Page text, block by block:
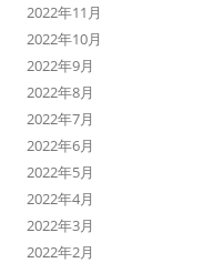
2022年11月
2022年10月
2022年9月
2022年8月
2022年7月
2022年6月
2022年5月
2022年4月
2022年3月
2022年2月